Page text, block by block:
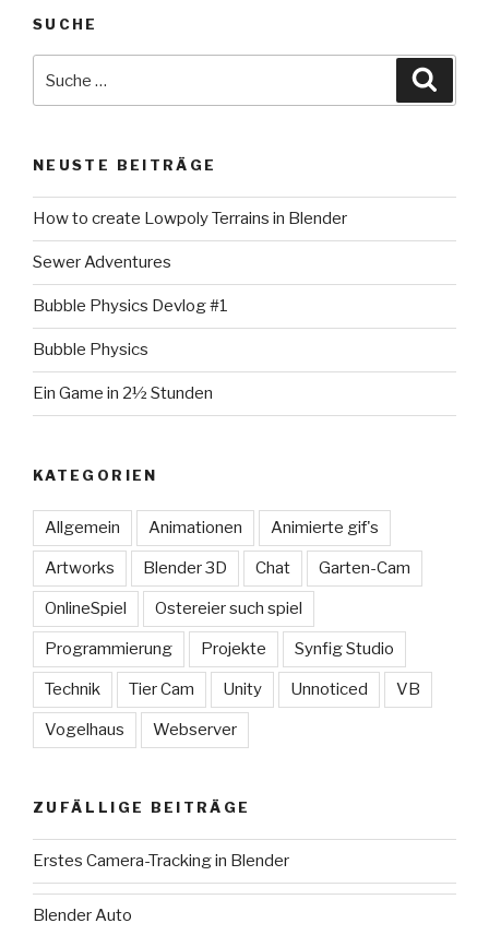
SUCHE
nach:
NEUSTE BEITRÄGE
How to create Lowpoly Terrains in Blender
Sewer Adventures
Bubble Physics Devlog #1
Bubble Physics
Ein Game in 2½ Stunden
KATEGORIEN
Allgemein Animationen Animierte gif's
Artworks Blender 3D Chat Garten-Cam
OnlineSpiel Ostereier such spiel
Programmierung Projekte Synfig Studio
Technik Tier Cam Unity Unnoticed VB
Vogelhaus Webserver
ZUFÄLLIGE BEITRÄGE
Erstes Camera-Tracking in Blender
Blender Auto